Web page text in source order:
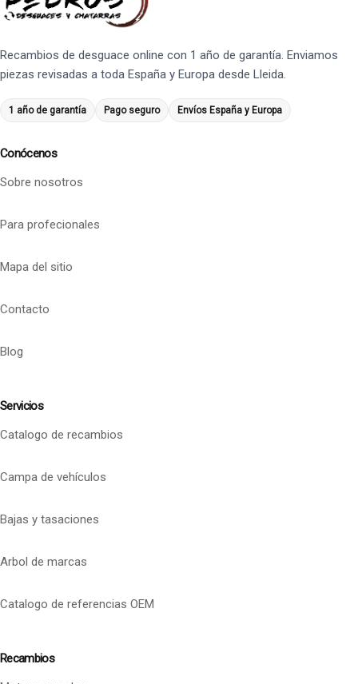
Recambios de desguace online con 1 año de garantía. Enviamos
piezas revisadas a toda España y Europa desde Lleida.
1 año de garantía Pago seguro Envíos España y Europa
Conócenos
Sobre nosotros
Para profecionales
Mapa del sitio
Contacto
Blog
Servicios
Catalogo de recambios
Campa de vehículos
Bajas y tasaciones
Arbol de marcas
Catalogo de referencias OEM
Recambios